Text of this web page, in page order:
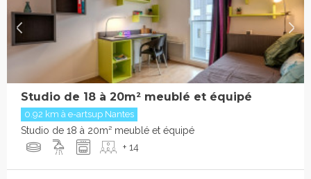
Studio de 18 à 20m² meublé et équipé
0.92 km à e-artsup Nantes
Studio de 18 à 20m² meublé et équipé
+ 14